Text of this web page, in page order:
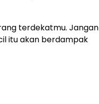
terdekatmu. Jangan
itu akan berdampak